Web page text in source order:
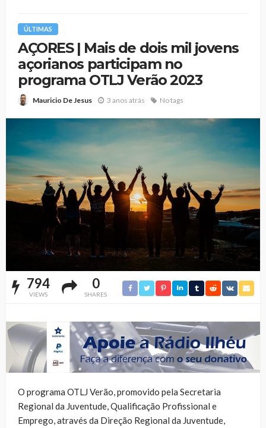
ÚLTIMAS
AÇORES | Mais de dois mil jovens
açorianos participam no
programa OTLJ Verão 2023
Mauricio De Jesus 3 anos atrás No tags
794
VIEWS
0
SHARES
O programa OTLJ Verão, promovido pela Secretaria
Regional da Juventude, Qualificação Profissional e
Emprego, através da Direção Regional da Juventude,